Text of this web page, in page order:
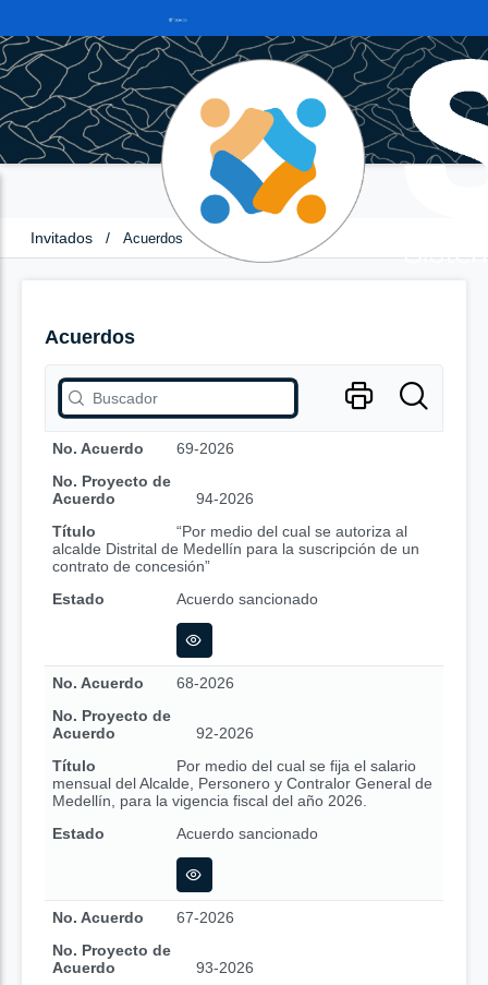
Invitados / Acuerdos
Acuerdos
No. Acuerdo
69-2026
No. Proyecto de
Acuerdo
94-2026
Título
“Por medio del cual se autoriza al
alcalde Distrital de Medellín para la suscripción de un
contrato de concesión”
Estado
Acuerdo sancionado
No. Acuerdo
68-2026
No. Proyecto de
Acuerdo
92-2026
Título
Por medio del cual se fija el salario
mensual del Alcalde, Personero y Contralor General de
Medellín, para la vigencia fiscal del año 2026.
Estado
Acuerdo sancionado
No. Acuerdo
67-2026
No. Proyecto de
Acuerdo
93-2026